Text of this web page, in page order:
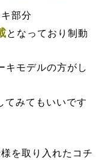
部分
となっており制動
キモデルの方がし
てみてもいいです
を取り入れたコチ